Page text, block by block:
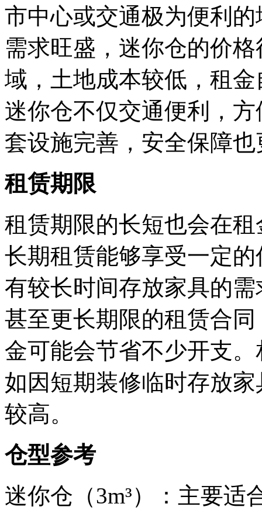
市中心或交通极为便利
需求旺盛，迷你仓的价
域，土地成本较低，租
迷你仓不仅交通便利，
套设施完善，安全保障
租赁期限
租赁期限的长短也会在
长期租赁能够享受一定
有较长时间存放家具的
甚至更长期限的租赁合
金可能会节省不少开支
如因短期装修临时存放
较高。
仓型参考
迷你仓（3m³）：主要适